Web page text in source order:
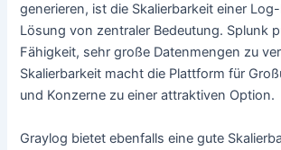
generieren, ist die Skalierbarkeit einer
Lösung von zentraler Bedeutung. Splunk
Fähigkeit, sehr große Datenmengen zu
Skalierbarkeit macht die Plattform für
und Konzerne zu einer attraktiven Option.
Graylog bietet ebenfalls eine gute